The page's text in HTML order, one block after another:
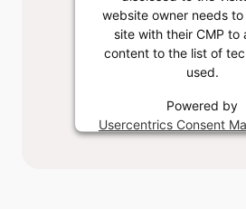
website owner needs
site with their CMP to
content to the list of
used.
Powered by
Usercentrics Consent